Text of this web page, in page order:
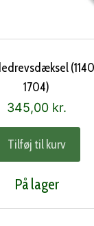
1704)
345,00 kr.
Tilføj til kurv
På lager